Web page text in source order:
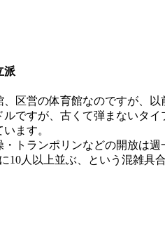
派
区営の体育館なのですが、
ですが、古くて弾まないタ
ます。
トランポリンなどの開放は
10人以上並ぶ、という混雑具